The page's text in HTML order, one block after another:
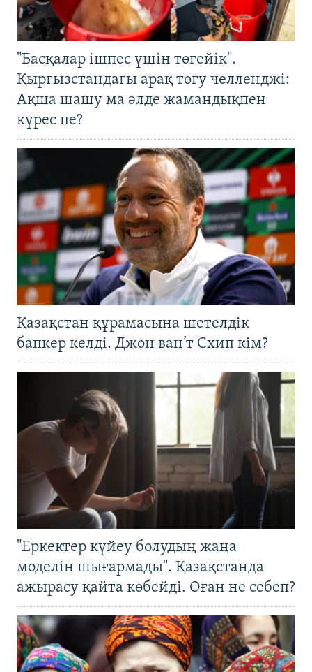
"Басқалар ішпес үшін төгейік".
Қырғызстандағы арақ төгу челленджі:
Ақша шашу ма әлде жамандықпен
күрес пе?
Қазақстан құрамасына шетелдік
бапкер келді. Джон ван’т Схип кім?
"Еркектер күйеу болудың жаңа
моделін шығармады". Қазақстанда
ажырасу қайта көбейді. Оған не себеп?